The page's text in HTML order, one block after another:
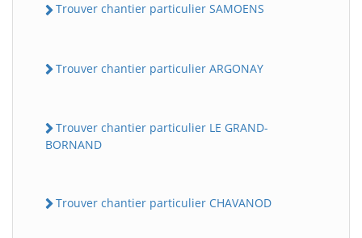
Trouver chantier particulier SAMOENS
Trouver chantier particulier ARGONAY
Trouver chantier particulier LE GRAND-
BORNAND
Trouver chantier particulier CHAVANOD